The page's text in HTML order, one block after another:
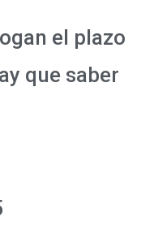
el plazo
que saber